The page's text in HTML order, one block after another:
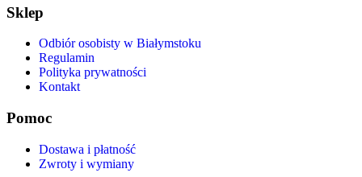
Sklep
Odbiór osobisty w Białymstoku
Regulamin
Polityka prywatności
Kontakt
Pomoc
Dostawa i płatność
Zwroty i wymiany